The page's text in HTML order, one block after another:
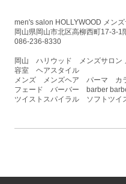
men's salon HOLLYWOOD メン
岡山県岡山市北区高柳西町17-3-1
086-236-8330
岡山 ハリウッド メンズサロ
容室 ヘアスタイル
メンズ メンズヘア パーマ カ
フェード バーバー barber
ツイストスパイラル ソフトツ